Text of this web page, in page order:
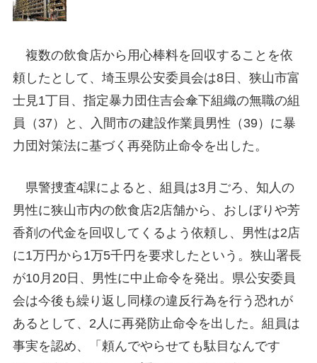
複数の飲食店から用心棒料を回収することを依
頼したとして、埼玉県公安委員会は8日、狭山市富
士見1丁目、指定暴力団住吉会傘下組織の無職の組
員（37）と、入間市の建設作業員男性（39）に暴
力団対策法に基づく再発防止命令を出した。
県警捜査4課によると、組員は3月ごろ、知人の
男性に狭山市内の飲食店2店舗から、おしぼりや芳
香剤の代金を回収してくるよう依頼し、男性は2店
に1万円から1万5千円を要求したという。狭山署長
が10月20日、男性に中止命令を発出。県公安委員
会は今後も繰り返し同様の違反行為を行う恐れが
あるとして、2人に再発防止命令を出した。組員は
事実を認め、「頼んでやらせても駄目なんです